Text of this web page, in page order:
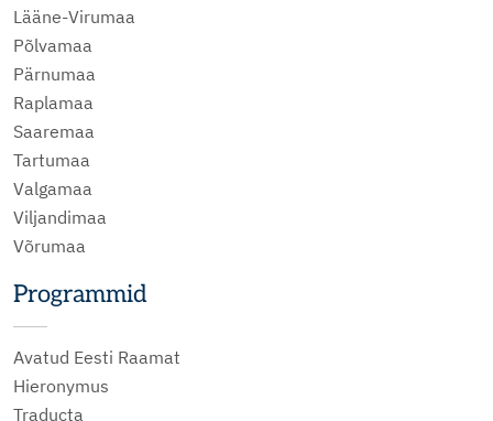
Lääne-Virumaa
Põlvamaa
Pärnumaa
Raplamaa
Saaremaa
Tartumaa
Valgamaa
Viljandimaa
Võrumaa
Programmid
Avatud Eesti Raamat
Hieronymus
Traducta